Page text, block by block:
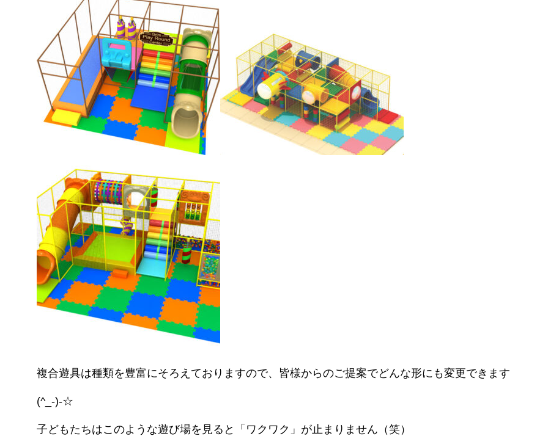
複合遊具は種類を豊富にそろえておりますので、皆様からのご提案でどんな形にも変更できます
(^_-)-☆
子どもたちはこのような遊び場を見ると「ワクワク」が止まりません（笑）